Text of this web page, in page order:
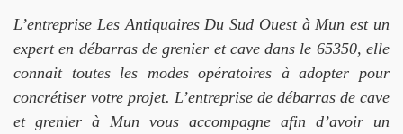
L’entreprise Les Antiquaires Du Sud Ouest à Mun est un
expert en débarras de grenier et cave dans le 65350, elle
connait toutes les modes opératoires à adopter pour
concrétiser votre projet. L’entreprise de débarras de cave
et grenier à Mun vous accompagne afin d’avoir un